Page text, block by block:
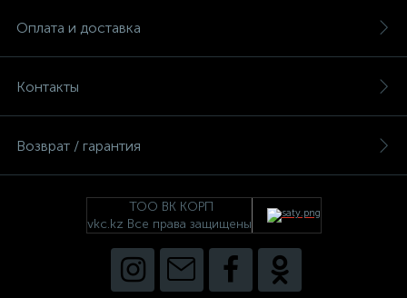
Оплата и доставка
Контакты
Возврат / гарантия
ТОО ВК КОРП
vkc.kz Все права защищены